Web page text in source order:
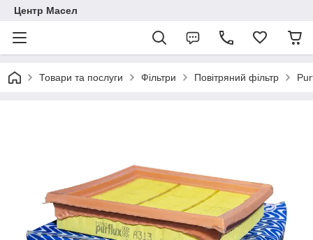
Центр Масел
Товари та послуги Фільтри Повітряний фільтр